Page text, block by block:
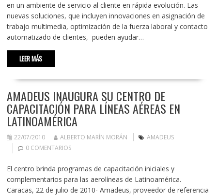
en un ambiente de servicio al cliente en rápida evolución. Las
nuevas soluciones, que incluyen innovaciones en asignación de
trabajo multimedia, optimización de la fuerza laboral y contacto
automatizado de clientes, pueden ayudar…
LEER MÁS
AMADEUS INAUGURA SU CENTRO DE
CAPACITACIÓN PARA LÍNEAS AÉREAS EN
LATINOAMÉRICA
22/07/2010 ALBERTO MARÍN MORÁN
AMADEUS
0 COMENTARIOS
El centro brinda programas de capacitación iniciales y
complementarios para las aerolíneas de Latinoamérica.
Caracas, 22 de julio de 2010- Amadeus, proveedor de referencia